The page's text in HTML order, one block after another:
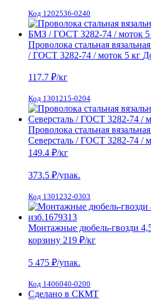
Код 1202536-0240
Проволока стальная
/ ГОСТ 3282-74 / моток 5 кг
117.7 ₽/кг
Код 1301215-0204
Проволока стальная
Северсталь / ГОСТ 3282-74 /
149.4 ₽/кг
373.5 ₽/упак.
Код 1301232-0303
Монтажные дюбель-гвозди
корзину 219 ₽/кг
5 475 ₽/упак.
Код 1406040-0200
Сделано в СКМТ